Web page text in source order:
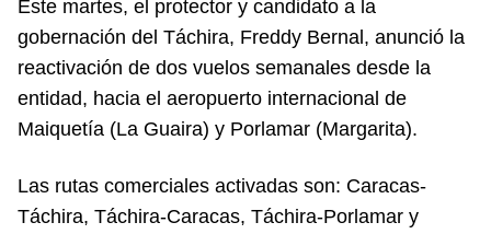
Este martes, el protector y candidato a la
gobernación del Táchira, Freddy Bernal, anunció la
reactivación de dos vuelos semanales desde la
entidad, hacia el aeropuerto internacional de
Maiquetía (La Guaira) y Porlamar (Margarita).
Las rutas comerciales activadas son: Caracas-
Táchira, Táchira-Caracas, Táchira-Porlamar y